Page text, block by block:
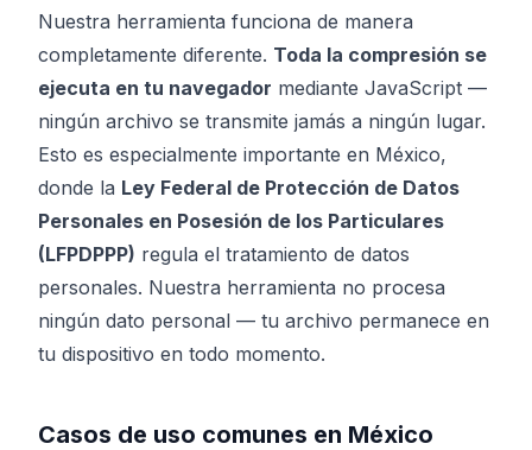
Nuestra herramienta funciona de manera
completamente diferente. Toda la compresión se
ejecuta en tu navegador mediante JavaScript —
ningún archivo se transmite jamás a ningún lugar.
Esto es especialmente importante en México,
donde la Ley Federal de Protección de Datos
Personales en Posesión de los Particulares
(LFPDPPP) regula el tratamiento de datos
personales. Nuestra herramienta no procesa
ningún dato personal — tu archivo permanece en
tu dispositivo en todo momento.
Casos de uso comunes en México